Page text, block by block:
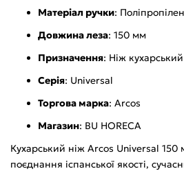
Матеріал ручки:
Довжина леза: 150 мм
Призначення: Ніж кухарський
Серія: Universal
Торгова марка: Arcos
Магазин: BU HORECA
Кухарський ніж Arcos Universal 150
поєднання іспанської якості,